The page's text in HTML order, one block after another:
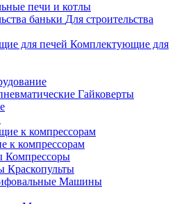
печи и котлы
Для строительства
Комплектующие для
Гайковерты
к компрессорам
Компрессоры
Краскопульты
Машины